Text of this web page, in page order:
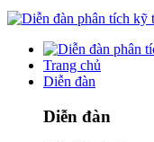
Trang chủ
Diễn đàn
Diễn đàn